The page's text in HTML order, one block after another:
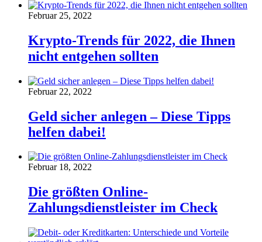
Februar 25, 2022
Krypto-Trends für 2022, die Ihnen
nicht entgehen sollten
Februar 22, 2022
Geld sicher anlegen – Diese Tipps
helfen dabei!
Februar 18, 2022
Die größten Online-
Zahlungsdienstleister im Check